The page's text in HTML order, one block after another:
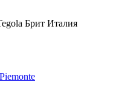
Брит Италия